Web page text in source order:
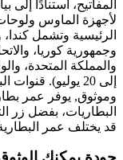
المفاتيح، استنادًا
الرئيسية وتشمل كندا،
وجمهورية كوريا،
البطاريات، بفضل زر
قد يختلف عمر